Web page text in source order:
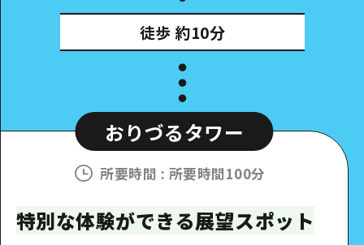
徒歩 約10分
おりづるタワー
所要時間 : 所要時間100分
特別な体験ができる展望スポット